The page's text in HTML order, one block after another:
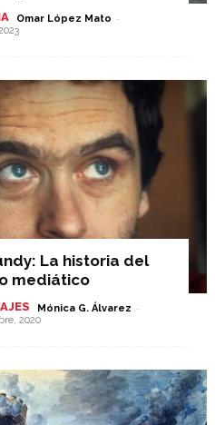
Omar López Mato -
La historia del
mediático
Mónica G. Álvarez -
2020